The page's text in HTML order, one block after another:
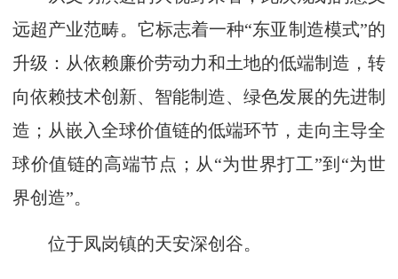
远超产业范畴。它标志着一种“东亚制造模式”的
升级：从依赖廉价劳动力和土地的低端制造，转
向依赖技术创新、智能制造、绿色发展的先进制
造；从嵌入全球价值链的低端环节，走向主导全
球价值链的高端节点；从“为世界打工”到“为世
界创造”。
位于凤岗镇的天安深创谷。